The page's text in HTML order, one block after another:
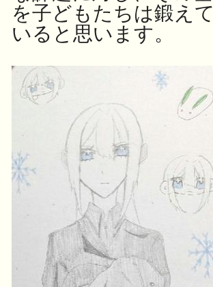
を子どもたちは鍛えて
いると思います。